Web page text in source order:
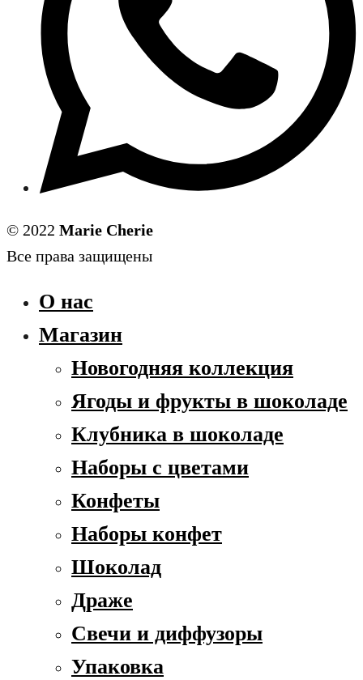
© 2022 Marie Cherie
Все права защищены
О нас
Магазин
Новогодняя коллекция
Ягоды и фрукты в шоколаде
Клубника в шоколаде
Наборы с цветами
Конфеты
Наборы конфет
Шоколад
Драже
Свечи и диффузоры
Упаковка